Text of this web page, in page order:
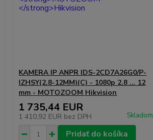
KAMERA IP ANPR IDS-2CD7A26G0/P-
IZHSY(2.8-12MM)(C) - 1080p 2.8 ... 12
mm - MOTOZOOM Hikvision
1 735,44 EUR
1 410,92 EUR bez DPH Skladom
Pridať do košíka